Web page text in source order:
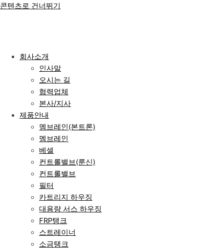
콘텐츠로 건너뛰기
회사소개
인사말
오시는 길
협력업체
본사/지사
제품안내
멤브레인(본트론)
멤브레인
베셀
컨트롤밸브(룬신)
컨트롤밸브
필터
카트리지 하우징
대용량 서스 하우징
FRP탱크
스트레이너
소금탱크